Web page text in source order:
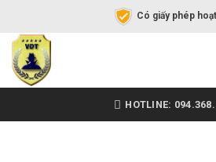
Có giấy phép
HOTLINE: